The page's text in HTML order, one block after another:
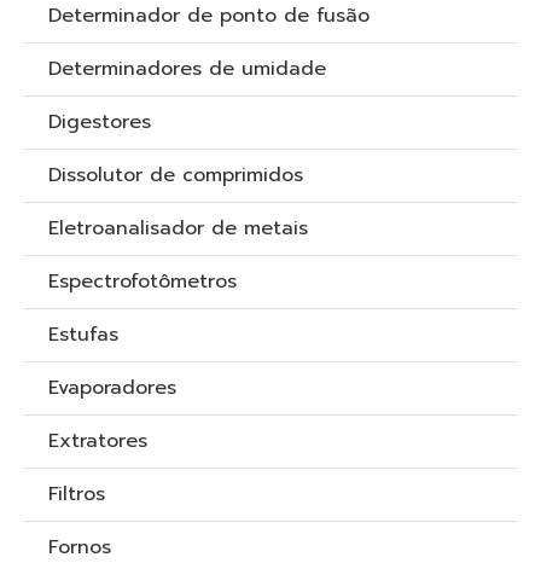
Determinador de ponto de fusão
Determinadores de umidade
Digestores
Dissolutor de comprimidos
Eletroanalisador de metais
Espectrofotômetros
Estufas
Evaporadores
Extratores
Filtros
Fornos